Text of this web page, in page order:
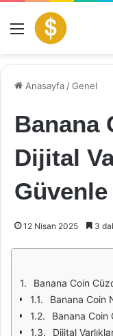
Menü
Anasayfa /Genel
Banana
Dijital
Güvenle
12 Nisan 2025 3
Banana Coin
Banana Coin
Banana Coin
Dijital